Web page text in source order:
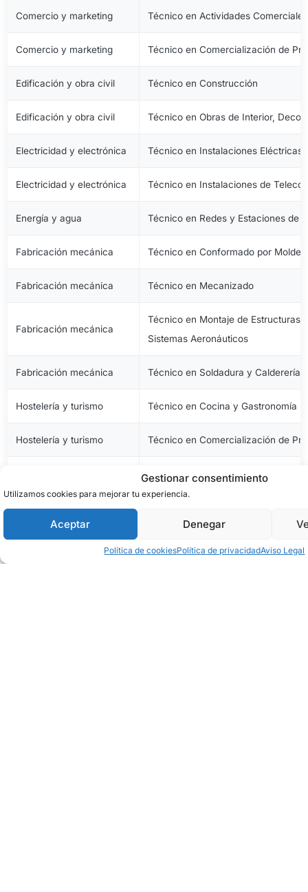
Gestionar consentimiento
Utilizamos cookies para mejorar tu experiencia.
Aceptar Denegar
Política de cookiesPolítica de privacidadAviso Legal
Comercio y marketing Técnico en Actividades Comerciales
Comercio y marketing Técnico en Comercialización de
Edificación y obra civil Técnico en Construcción
Edificación y obra civil Técnico en Obras de Interior,
Electricidad y electrónica Técnico en Instalaciones Eléctricas
Electricidad y electrónica Técnico en Instalaciones de
Energía y agua Técnico en Redes y Estaciones de
Fabricación mecánica Técnico en Conformado por
Fabricación mecánica Técnico en Mecanizado
Fabricación mecánica
Técnico en Montaje de Estructuras
Sistemas Aeronáuticos
Fabricación mecánica Técnico en Soldadura y Calderería
Hostelería y turismo Técnico en Cocina y Gastronomía
Hostelería y turismo Técnico en Comercialización de
Técnico en Servicios en
Imagen personal
Imagen personal